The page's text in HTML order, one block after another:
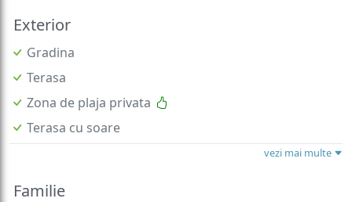
Exterior
Gradina
Terasa
Zona de plaja privata
Terasa cu soare
vezi mai multe
Familie